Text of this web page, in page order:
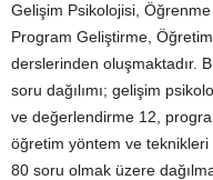
Gelişim Psikolojisi,
Program Geliştirme,
derslerinden oluşmaktadır.
soru dağılımı; gelişim
ve değerlendirme 12,
öğretim yöntem ve
80 soru olmak üzere